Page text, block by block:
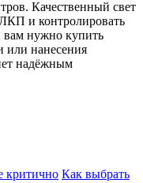
Качественный свет
и контролировать
вам нужно купить
или нанесения
надёжным
критично Как выбрать